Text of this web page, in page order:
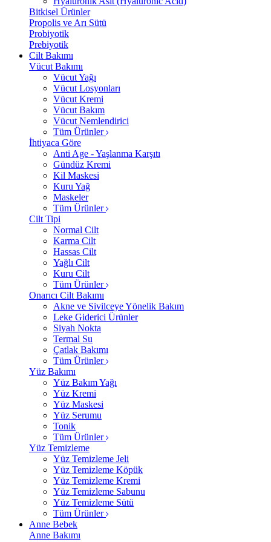
Bitkisel Ürünler
Propolis ve Arı Sütü
Probiyotik
Prebiyotik
Cilt Bakımı
Vücut Bakımı
Vücut Yağı
Vücut Losyonları
Vücut Kremi
Vücut Bakım
Vücut Nemlendirici
Tüm Ürünler
İhtiyaca Göre
Anti Age - Yaşlanma Karşıtı
Gündüz Kremi
Kil Maskesi
Kuru Yağ
Maskeler
Tüm Ürünler
Cilt Tipi
Normal Cilt
Karma Cilt
Hassas Cilt
Yağlı Cilt
Kuru Cilt
Tüm Ürünler
Onarıcı Cilt Bakımı
Akne ve Sivilceye Yönelik Bakım
Leke Giderici Ürünler
Siyah Nokta
Termal Su
Çatlak Bakımı
Tüm Ürünler
Yüz Bakımı
Yüz Bakım Yağı
Yüz Kremi
Yüz Maskesi
Yüz Serumu
Tonik
Tüm Ürünler
Yüz Temizleme
Yüz Temizleme Jeli
Yüz Temizleme Köpük
Yüz Temizleme Kremi
Yüz Temizleme Sabunu
Yüz Temizleme Sütü
Tüm Ürünler
Anne Bebek
Anne Bakımı